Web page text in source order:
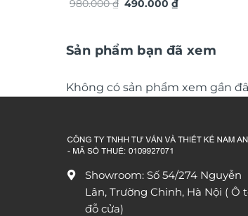
TG4919S
980.000₫ Giá
490.000₫Giá
490.000 ₫.
Sản phẩm bạn đã xem
Không có sản phẩm xem gần
Showroom: Số 54/274 Nguyễn
Lân, Trường Chinh, Hà Nội ( Ô
đỗ cửa)